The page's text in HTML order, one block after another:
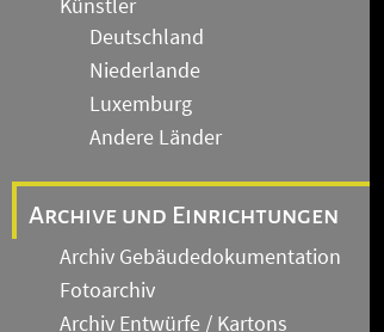
Künstler
Deutschland
Niederlande
Luxemburg
Andere Länder
Archive und Einrichtungen
Archiv Gebäudedokumentation
Fotoarchiv
Archiv Entwürfe / Kartons